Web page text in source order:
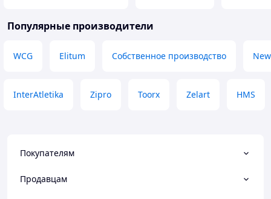
Популярные производители
WCG Elitum Собственное производство
InterAtletika Zipro Toorx Zelart HMS
Покупателям
Продавцам